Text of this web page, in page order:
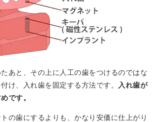
あと、その上に人工の歯をつけるのではな
け、入れ歯を固定する方法です。
入れ歯が
です。
の歯にするよりも、かなり安価に仕上がり